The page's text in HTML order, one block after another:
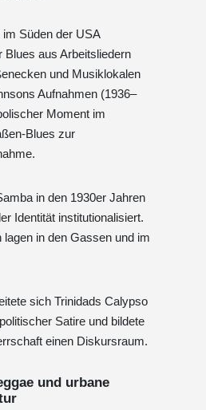
Süden der USA
Blues aus Arbeitsliedern
und Musiklokalen
Aufnahmen (1936–
Moment im
Blues zur
in den 1930er Jahren
Identität institutionalisiert.
in den Gassen und im
sich Trinidads Calypso
Satire und bildete
einen Diskursraum.
und urbane